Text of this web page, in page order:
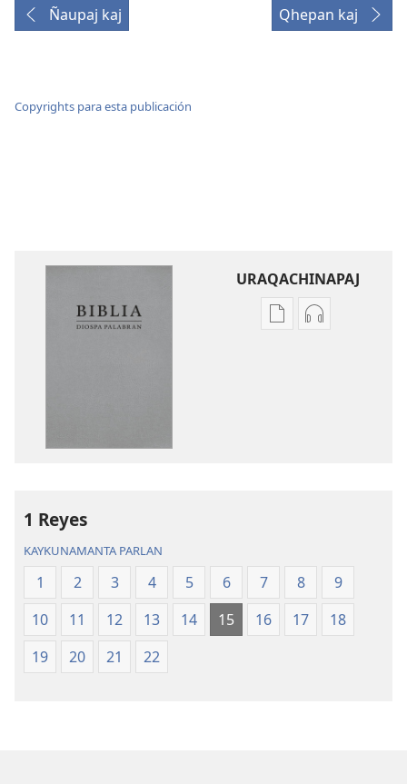
Ñaupaj kaj Qhepan kaj
Copyrights para esta publicación
URAQACHINAPAJ
Publicacionta
Grabasqata
1 Reyes
KAYKUNAMANTA PARLAN
1 2 3 4 5 6 7 8
9
10
11 12 13 14 15 16 17
18
19
20 21 22